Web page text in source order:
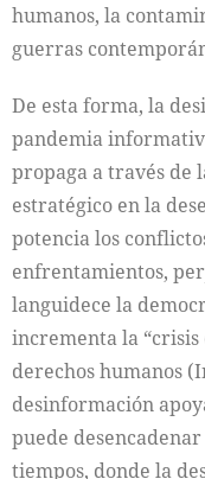
humanos, la
guerras
De esta forma, la
pandemia
propaga a través de
estratégico en la
potencia los
enfrentamientos,
languidece la
incrementa la
derechos humanos
desinformación
puede
tiempos, donde la